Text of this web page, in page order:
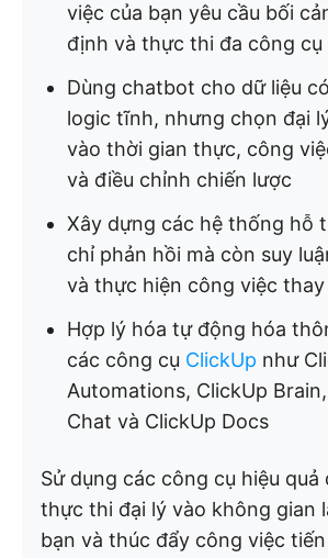
việc của bạn yêu cầu bối
định và thực thi đa công cụ
Dùng chatbot cho dữ liệu
logic tĩnh, nhưng chọn đại
vào thời gian thực, công
và điều chỉnh chiến lược
Xây dựng các hệ thống hỗ
chỉ phản hồi mà còn suy
và thực hiện công việc
Hợp lý hóa tự động hóa
các công cụ ClickUp như
Automations, ClickUp
Chat và ClickUp Docs
Sử dụng các công cụ hiệu quả
thực thi đại lý vào không gian
bạn và thúc đẩy công việc